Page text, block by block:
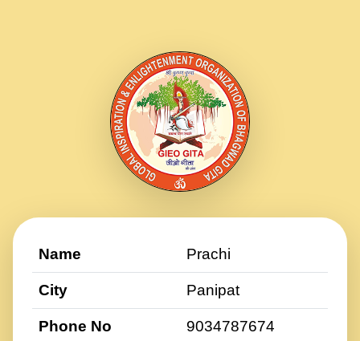
Name Prachi
City Panipat
Phone No 9034787674